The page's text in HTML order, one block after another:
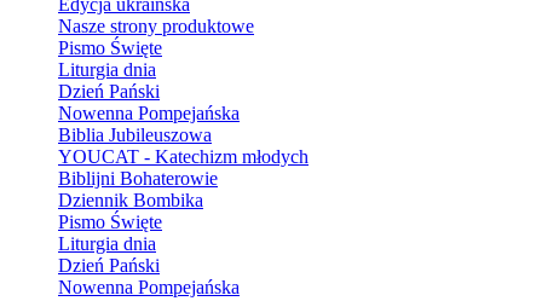
Edycja ukraińska
Nasze strony produktowe
Pismo Święte
Liturgia dnia
Dzień Pański
Nowenna Pompejańska
Biblia Jubileuszowa
YOUCAT - Katechizm młodych
Biblijni Bohaterowie
Dziennik Bombika
Pismo Święte
Liturgia dnia
Dzień Pański
Nowenna Pompejańska